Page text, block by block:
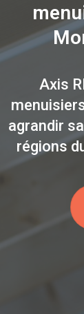
Axis
agrandir
régions